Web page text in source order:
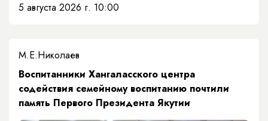
5 августа 2026 г. 10:00
М.Е.Николаев
​Воспитанники Хангаласского центра
содействия семейному воспитанию почтили
память Первого Президента Якутии